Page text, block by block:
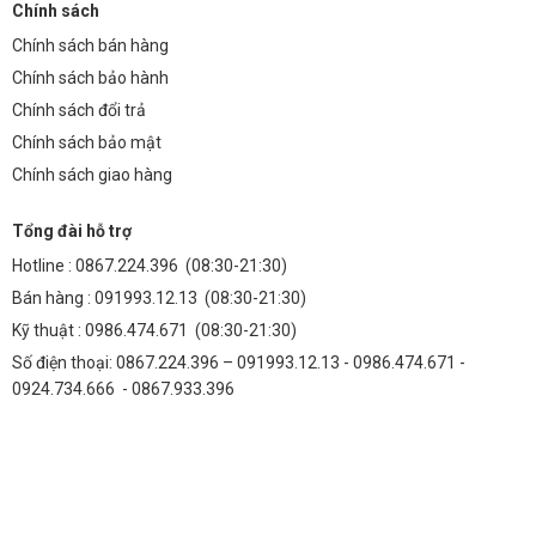
Chính sách
Chính sách bán hàng
Chính sách bảo hành
Chính sách đổi trả
Chính sách bảo mật
Chính sách giao hàng
Tổng đài hỗ trợ
Hotline : 0867.224.396 (08:30-21:30)
Bán hàng : 091993.12.13 (08:30-21:30)
Kỹ thuật : 0986.474.671 (08:30-21:30)
Số điện thoại: 0867.224.396 – 091993.12.13 - 0986.474.671 -
0924.734.666 - 0867.933.396